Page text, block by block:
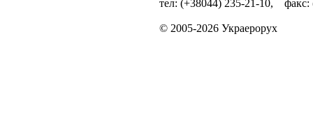
тел: (+38044) 235-21-10, факс:
© 2005-2026 Украерорух